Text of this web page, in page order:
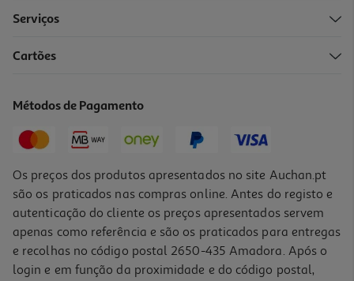
Serviços
Cartões
Métodos de Pagamento
Os preços dos produtos apresentados no site Auchan.pt
são os praticados nas compras online. Antes do registo e
autenticação do cliente os preços apresentados servem
apenas como referência e são os praticados para entregas
e recolhas no código postal 2650-435 Amadora. Após o
login e em função da proximidade e do código postal,